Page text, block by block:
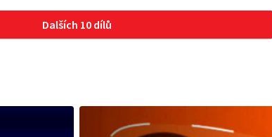
Dalších 10 dílů